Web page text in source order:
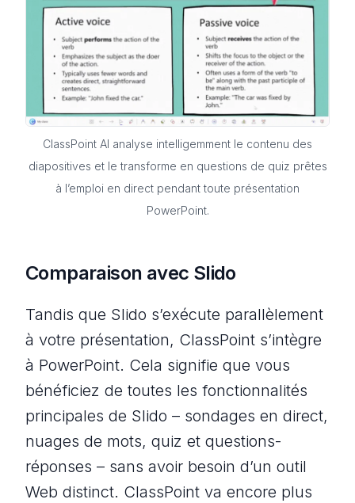
ClassPoint AI analyse intelligemment le contenu des
diapositives et le transforme en questions de quiz prêtes
à l’emploi en direct pendant toute présentation
PowerPoint.
Comparaison avec Slido
Tandis que Slido s’exécute parallèlement
à votre présentation, ClassPoint s’intègre
à PowerPoint. Cela signifie que vous
bénéficiez de toutes les fonctionnalités
principales de Slido – sondages en direct,
nuages de mots, quiz et questions-
réponses – sans avoir besoin d’un outil
Web distinct. ClassPoint va encore plus